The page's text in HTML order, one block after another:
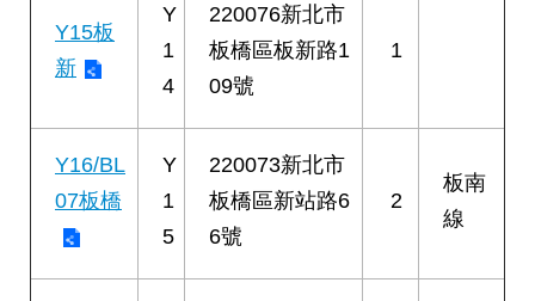
Y15板
新
Y
1
4
220076新北市
板橋區板新路1
09號
1
Y16/BL
07板橋
Y
1
5
220073新北市
板橋區新站路6
6號
2
板南
線